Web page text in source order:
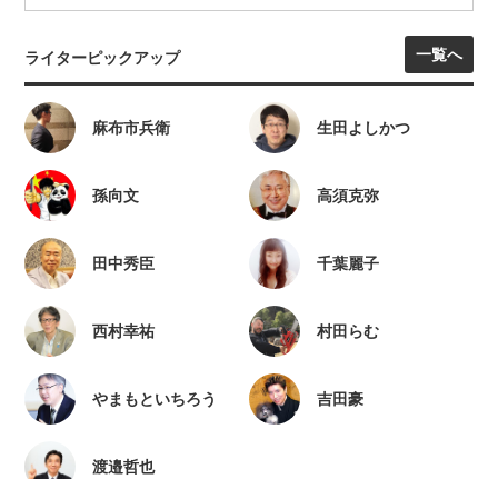
ライターピックアップ 一覧へ
麻布市兵衛 生田よしかつ
孫向文 高須克弥
田中秀臣 千葉麗子
西村幸祐 村田らむ
やまもといちろう 吉田豪
渡邉哲也